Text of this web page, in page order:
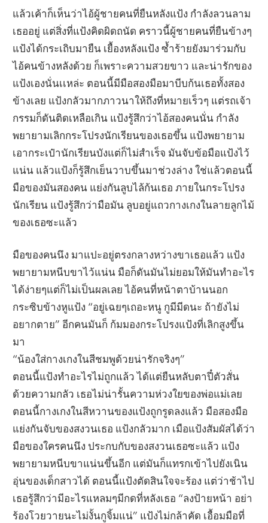
แล้วเค้าก็เห็นว่าไอ้ผู้ชายคนที่ยืนหลังแป้ง กำลังลวนลาม
เธออยู่ แต่สิ่งที่แป้งคิดผิดถนัด คราวนี้ผู้ชายคนที่ยืนข้างๆ
แป้งได้กระเถิบมายืน เยื้องหลังแป้ง ซ้ำร้ายยังมาร่วมกับ
ไอ้คนข้างหลังด้วย ก็เพราะความสวยขาว และน่ารักของ
แป้งเองนั่นเเหล่ะ ตอนนี้มีมือสองมือมาบีบก้นเธอทั้งสอง
ข้างเลย แป้งกลัวมากภาวนาให้ถึงที่หมายเร็วๆ แต่รถเจ้า
กรรมก็ดันติดเหลือเกิน แป้งรู้สึกว่าไอ้สองคนนั่น กำลัง
พยายามเลิกกระโปรงนักเรียนของเธอขึ้น แป้งพยายาม
เอากระเป๋านักเรียนบังแต่ก็ไม่สำเร็จ มันจับข้อมือแป้งไว้
แน่น แล้วแป้งก็รู้สึกเย็นวาบขึ้นมาช่วงล่าง ใช่แล้วตอนนี้
มือของมันสองคน แย่งกันลูบไล้ก้นเธอ ภายในกระโปรง
นักเรียน แป้งรู้สึกว่ามือมัน ลูบอยู่แถวกางเกงในลายลูกไม้
ของเธอซะแล้ว
มือของคนนึง มาแปะอยู่ตรงกลางหว่างขาเธอแล้ว แป้ง
พยายามหนีบขาไว้แน่น มือก็ดันมันไม่ยอมให้มันทำอะไร
ได้ง่ายๆแต่ก็ไม่เป็นผลเลย ไอ้คนที่หน้าตาบ้านนอก
กระซิบข้างหูแป้ง “อยู่เฉยๆเถอะหนู กูมีมีดนะ ถ้ายังไม่
อยากตาย” อีกคนมันก็ ก้มมองกระโปรงแป้งที่เลิกสูงขึ้น
มา
“น้องใส่กางเกงในสีชมพูด้วยน่ารักจริงๆ”
ตอนนี้แป้งทำอะไรไม่ถูกแล้ว ได้แต่ยืนหลับตาปี๋ตัวสั่น
ด้วยความกลัว เธอไม่น่ารั้นความห่วงใยของพ่อแม่เลย
ตอนนี้กางเกงในสีหวานของแป้งถูกรูดลงแล้ว มือสองมือ
แย่งกันจับของสงวนเธอ แป้งกลัวมาก เมือแป้งสัมผัสได้ว่า
มือของใครคนนึง ประกบกับของสงวนเธอซะแล้ว แป้ง
พยายามหนีบขาแน่นขึ้นอีก แต่มันก็แทรกเข้าไปยังเนิน
อุ่นของเด็กสาวได้ ตอนนี้แป้งตัดสินใจจะร้อง แต่ว่าช้าไป
เธอรู้สึกว่ามีอะไรแหลมๆมีกดที่หลังเธอ “ลงป้ายหน้า อย่า
ร้องโวยวายนะไม่งั้นกูจิ้มแน่” แป้งไม่กล้าคัด เอื้อมมือที่